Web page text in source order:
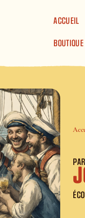
ACCUEIL
BOUTIQUE